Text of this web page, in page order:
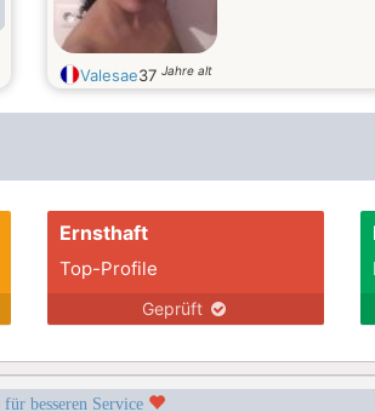
Valesae37 Jahre alt
Ernsthaft
Top-Profile
Geprüft
besseren Service